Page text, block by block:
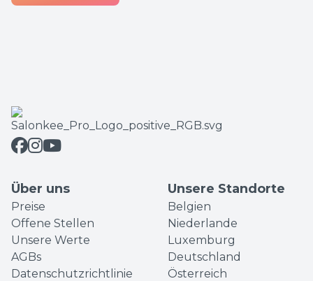
Über uns
Preise
Offene Stellen
Unsere Werte
AGBs
Datenschutzrichtlinie
Unsere Standorte
Belgien
Niederlande
Luxemburg
Deutschland
Österreich